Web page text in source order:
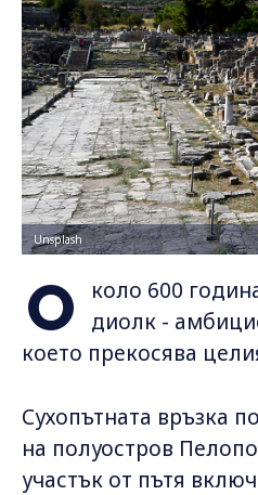
Unsplash
О
коло 600
диолк -
което прекосява
Сухопътната връзка
на полуостров
участък от пътя